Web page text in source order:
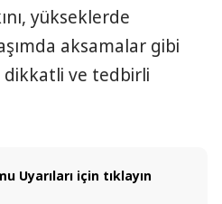
yükseklerde
aksamalar gibi
dikkatli ve tedbirli
Uyarıları için tıklayın